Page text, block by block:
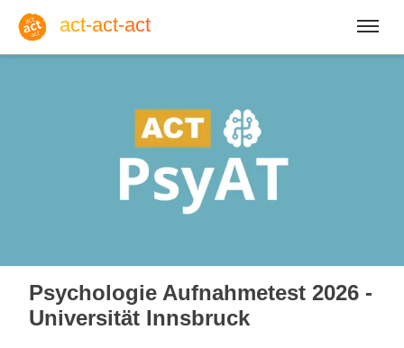
act-act-act
Anmelden
Do, 06. August 2026 | 32
Psychologie Aufnahmetest 2026 -
Universität Innsbruck